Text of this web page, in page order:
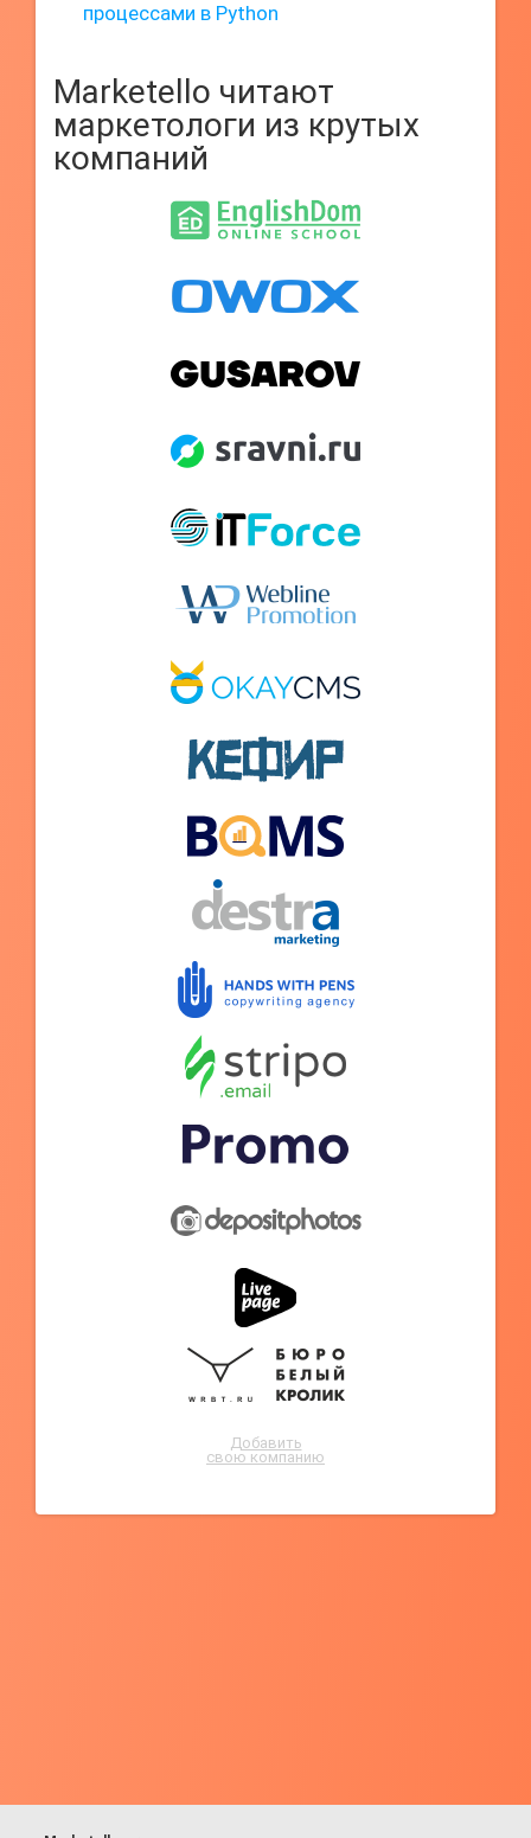
процессами в Python
Marketello читают
маркетологи из крутых
компаний
Добавить
свою компанию